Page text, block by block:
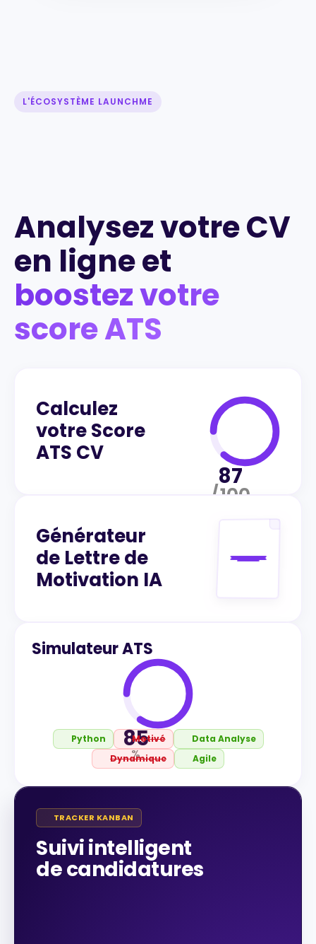
L'ÉCOSYSTÈME LAUNCHME
Analysez votre CV
en ligne et
boostez votre
score ATS
Calculez
votre Score
ATS CV
87
/100
Générateur
de Lettre de
Motivation IA
Simulateur ATS
85
%
Python Motivé
Data Analyse
Dynamique
Agile
TRACKER KANBAN
Suivi intelligent
de candidatures